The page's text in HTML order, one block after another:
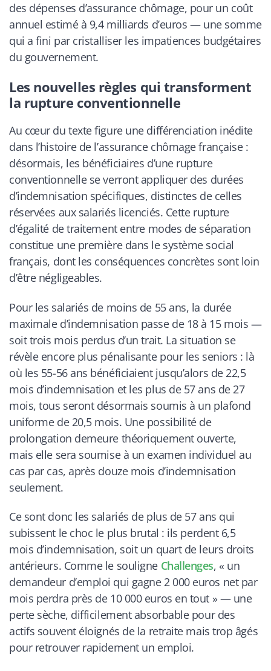
des dépenses d’assurance chômage, pour un coût
annuel estimé à 9,4 milliards d’euros — une somme
qui a fini par cristalliser les impatiences budgétaires
du gouvernement.
Les nouvelles règles qui transforment
la rupture conventionnelle
Au cœur du texte figure une différenciation inédite
dans l’histoire de l’assurance chômage française :
désormais, les bénéficiaires d’une rupture
conventionnelle se verront appliquer des durées
d’indemnisation spécifiques, distinctes de celles
réservées aux salariés licenciés. Cette rupture
d’égalité de traitement entre modes de séparation
constitue une première dans le système social
français, dont les conséquences concrètes sont loin
d’être négligeables.
Pour les salariés de moins de 55 ans, la durée
maximale d’indemnisation passe de 18 à 15 mois —
soit trois mois perdus d’un trait. La situation se
révèle encore plus pénalisante pour les seniors : là
où les 55-56 ans bénéficiaient jusqu’alors de 22,5
mois d’indemnisation et les plus de 57 ans de 27
mois, tous seront désormais soumis à un plafond
uniforme de 20,5 mois. Une possibilité de
prolongation demeure théoriquement ouverte,
mais elle sera soumise à un examen individuel au
cas par cas, après douze mois d’indemnisation
seulement.
Ce sont donc les salariés de plus de 57 ans qui
subissent le choc le plus brutal : ils perdent 6,5
mois d’indemnisation, soit un quart de leurs droits
antérieurs. Comme le souligne Challenges, « un
demandeur d’emploi qui gagne 2 000 euros net par
mois perdra près de 10 000 euros en tout » — une
perte sèche, difficilement absorbable pour des
actifs souvent éloignés de la retraite mais trop âgés
pour retrouver rapidement un emploi.